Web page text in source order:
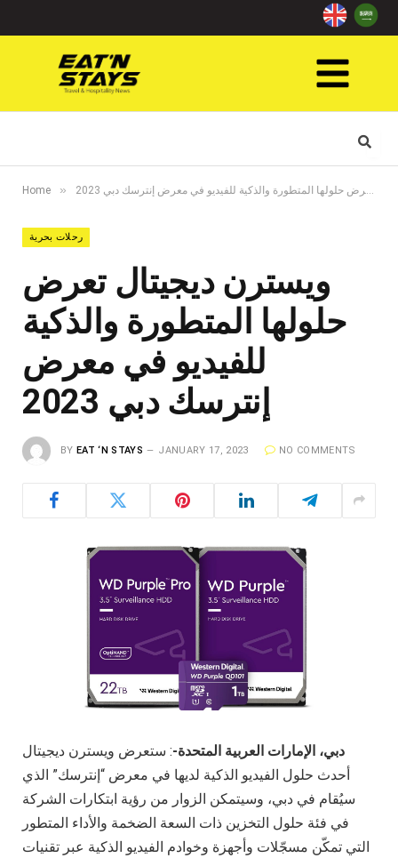
Home » ويسترن ديجيتال تعرض حلولها المتطورة والذكية للفيديو في معرض إنترسك دبي 2023
رحلات بحرية
ويسترن ديجيتال تعرض
حلولها المتطورة والذكية
للفيديو في معرض
إنترسك دبي 2023
BY EAT ‘N STAYS JANUARY 17, 2023 NO COMMENTS
دبي، الإمارات العربية المتحدة-: ستعرض ويسترن ديجيتال
أحدث حلول الفيديو الذكية لديها في معرض “إنترسك” الذي
سيُقام في دبي، وسيتمكن الزوار من رؤية ابتكارات الشركة
في فئة حلول التخزين ذات السعة الضخمة والأداء المتطور
التي تمكّن مسجّلات وأجهزة وخوادم الفيديو الذكية عبر تقنيات